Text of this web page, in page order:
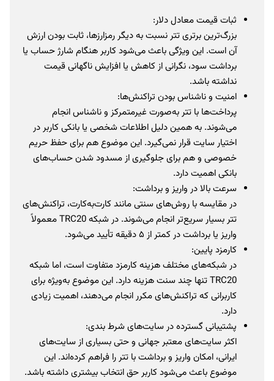
ثبات قیمت معادل دلار:
بزرگ‌ترین برتری تتر نسبت به دیگر رمزارزها، ثابت بودن ارزش
آن است. این ویژگی باعث می‌شود کاربر هنگام شارژ حساب یا
برداشت سود، نگرانی از کاهش یا افزایش ناگهانی قیمت
نداشته باشد.
امنیت و ناشناس بودن تراکنش‌ها:
پرداخت‌ها با تتر به‌صورت غیرمتمرکز و ناشناس انجام
می‌شوند. به همین دلیل اطلاعات شخصی یا بانکی کاربر در
اختیار سایت قرار نمی‌گیرد. این موضوع هم برای حفظ حریم
خصوصی و هم برای جلوگیری از مسدود شدن حساب‌های
بانکی اهمیت دارد.
سرعت بالا در واریز و برداشت:
در مقایسه با روش‌های سنتی مانند کارت‌به‌کارت، تراکنش‌های
تتر بسیار سریع‌تر انجام می‌شوند. در شبکه TRC20 معمولاً
واریز یا برداشت در کمتر از ۵ دقیقه تأیید می‌شود.
کارمزد پایین:
در شبکه‌های مختلف هزینه کارمزد متفاوت است، اما شبکه
TRC20 تنها چند سنت هزینه دارد. این موضوع به‌ویژه برای
کاربرانی که تراکنش‌های مکرر انجام می‌دهند، اهمیت زیادی
دارد.
پشتیبانی گسترده در سایت‌های شرط بندی:
اکثر سایت‌های معتبر جهانی و حتی بسیاری از سایت‌های
ایرانی، امکان واریز و برداشت با تتر را فراهم کرده‌اند. این
موضوع باعث می‌شود کاربر حق انتخاب بیشتری داشته باشد.